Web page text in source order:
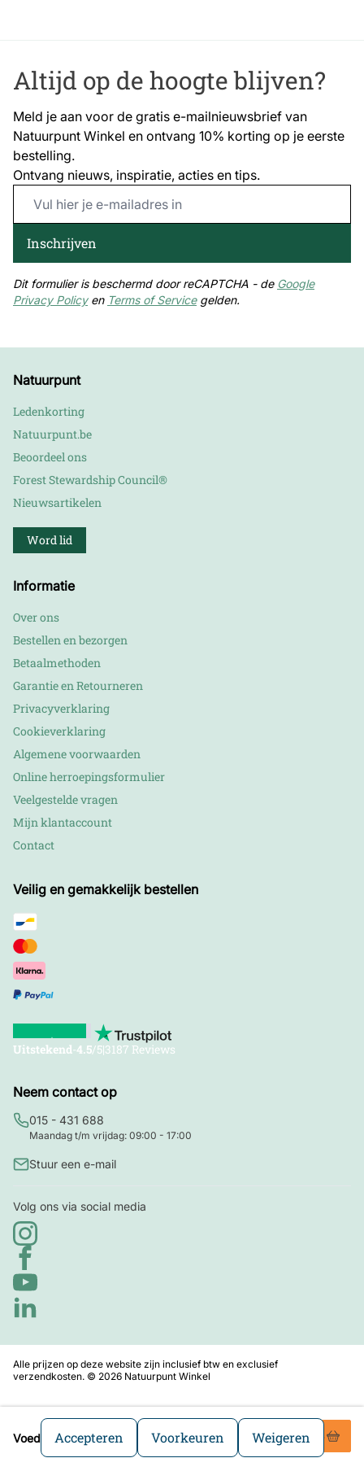
Accepteren Voorkeuren Weigeren
Voedertafelpakket 22,93
Ledenprijs: 20,64
boomtak of een andere geschikte plek in de tuin. Kies
bij voorkeur een rustige locatie waar vogels veilig
kunnen foerageren.
Altijd op de hoogte blijven?
Meld je aan voor de gratis e-mailnieuwsbrief van
Natuurpunt Winkel en ontvang 10% korting op je eerste
bestelling.
Ontvang nieuws, inspiratie, acties en tips.
Inschrijven
Dit formulier is beschermd door reCAPTCHA - de Google
Privacy Policyen Terms of Servicegelden.
Natuurpunt
Ledenkorting
Natuurpunt.be
Beoordeel ons
Forest Stewardship Council®
Nieuwsartikelen
Word lid
Informatie
Over ons
Bestellen en bezorgen
Betaalmethoden
Garantie en Retourneren
Privacyverklaring
Cookieverklaring
Algemene voorwaarden
Online herroepingsformulier
Veelgestelde vragen
Mijn klantaccount
Contact
Veilig en gemakkelijk bestellen
Uitstekend-4.5/5|3187 Reviews
Neem contact op
015 - 431 688
Maandag t/m vrijdag: 09:00 - 17:00
Stuur een e-mail
Volg ons via social media
Alle prijzen op deze website zijn inclusief btw en exclusief
verzendkosten. © 2026 Natuurpunt Winkel